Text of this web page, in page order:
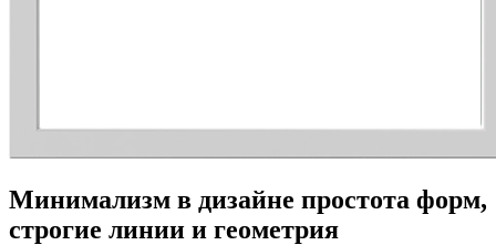
Минимализм в дизайне простота форм,
строгие линии и геометрия